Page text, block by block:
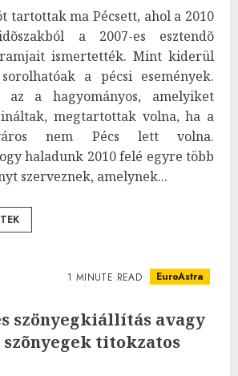
tartottak ma Pécsett, ahol a 2010
a 2007-es esztendõ
ismertették. Mint kiderül
a pécsi események.
a hagyományos, amelyiket
megtartottak volna, ha a
nem Pécs lett volna.
haladunk 2010 felé egyre több
szerveznek, amelynek...
1 MINUTE READ EuroAstra
szönyegkiállítás avagy
szõnyegek titokzatos